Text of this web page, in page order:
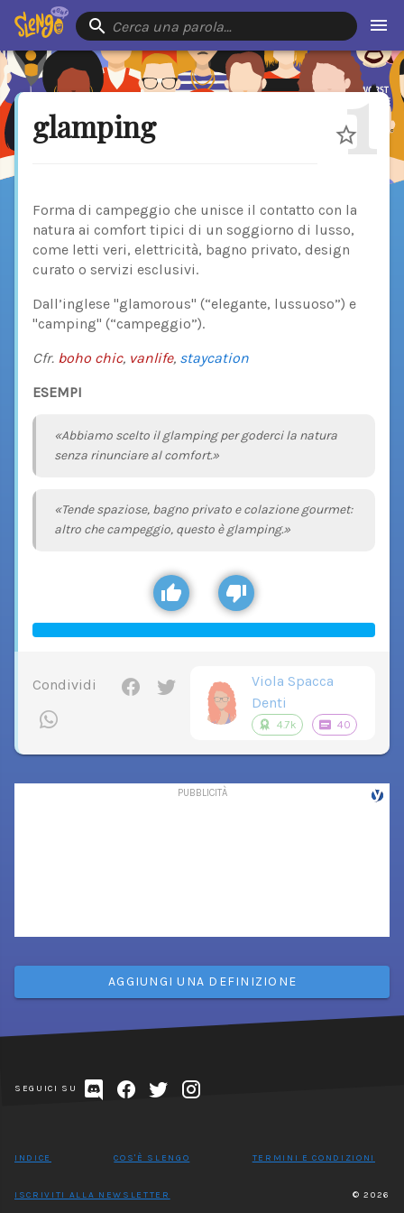
Cerca una parola…
glamping 1
Forma di campeggio che unisce il contatto con la
natura ai comfort tipici di un soggiorno di lusso,
come letti veri, elettricità, bagno privato, design
curato o servizi esclusivi.
Dall’inglese "glamorous" (“elegante, lussuoso”) e
"camping" (“campeggio”).
Cfr. boho chic, vanlife, staycation
ESEMPI
«Abbiamo scelto il glamping per goderci la natura
senza rinunciare al comfort.»
«Tende spaziose, bagno privato e colazione gourmet:
altro che campeggio, questo è glamping.»
Condividi
Viola Spacca
Denti
4.7k 40
AGGIUNGI UNA DEFINIZIONE
SEGUICI SU
INDICE COS'È SLENGO TERMINI E CONDIZIONI
ISCRIVITI ALLA NEWSLETTER © 2026